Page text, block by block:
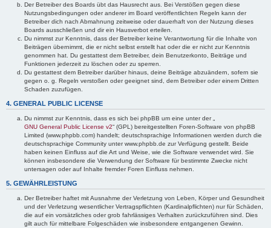
Der Betreiber des Boards übt das Hausrecht aus. Bei Verstößen gegen diese
Nutzungsbedingungen oder anderer im Board veröffentlichten Regeln kann der
Betreiber dich nach Abmahnung zeitweise oder dauerhaft von der Nutzung dieses
Boards ausschließen und dir ein Hausverbot erteilen.
Du nimmst zur Kenntnis, dass der Betreiber keine Verantwortung für die Inhalte von
Beiträgen übernimmt, die er nicht selbst erstellt hat oder die er nicht zur Kenntnis
genommen hat. Du gestattest dem Betreiber, dein Benutzerkonto, Beiträge und
Funktionen jederzeit zu löschen oder zu sperren.
Du gestattest dem Betreiber darüber hinaus, deine Beiträge abzuändern, sofern sie
gegen o. g. Regeln verstoßen oder geeignet sind, dem Betreiber oder einem Dritten
Schaden zuzufügen.
4. GENERAL PUBLIC LICENSE
Du nimmst zur Kenntnis, dass es sich bei phpBB um eine unter der „
GNU General Public License v2“ (GPL) bereitgestellten Foren-Software von phpBB
Limited (www.phpbb.com) handelt; deutschsprachige Informationen werden durch die
deutschsprachige Community unter www.phpbb.de zur Verfügung gestellt. Beide
haben keinen Einfluss auf die Art und Weise, wie die Software verwendet wird. Sie
können insbesondere die Verwendung der Software für bestimmte Zwecke nicht
untersagen oder auf Inhalte fremder Foren Einfluss nehmen.
5. GEWÄHRLEISTUNG
Der Betreiber haftet mit Ausnahme der Verletzung von Leben, Körper und Gesundheit
und der Verletzung wesentlicher Vertragspflichten (Kardinalpflichten) nur für Schäden,
die auf ein vorsätzliches oder grob fahrlässiges Verhalten zurückzuführen sind. Dies
gilt auch für mittelbare Folgeschäden wie insbesondere entgangenen Gewinn.